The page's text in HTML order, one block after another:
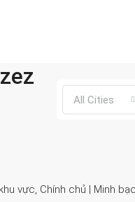
All Cities
vực, Chính chủ | Minh